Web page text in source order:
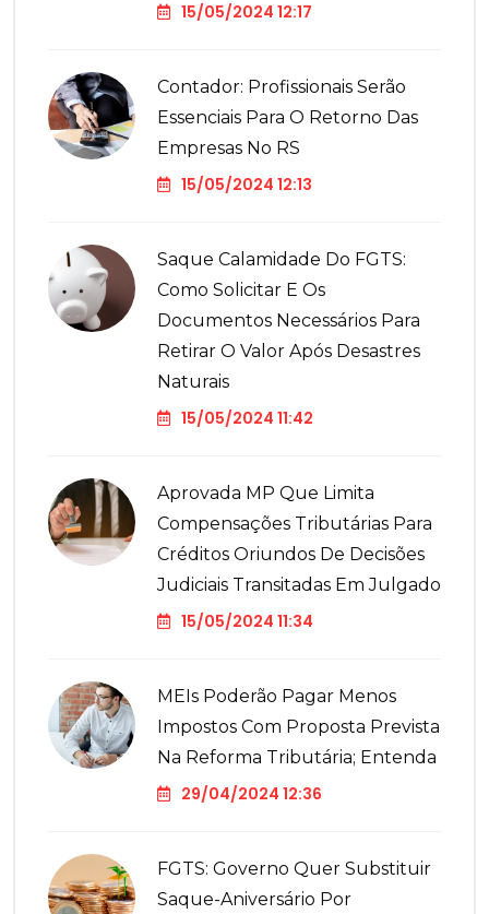
15/05/2024 12:17
Contador: Profissionais Serão
Essenciais Para O Retorno Das
Empresas No RS
15/05/2024 12:13
Saque Calamidade Do FGTS:
Como Solicitar E Os
Documentos Necessários Para
Retirar O Valor Após Desastres
Naturais
15/05/2024 11:42
Aprovada MP Que Limita
Compensações Tributárias Para
Créditos Oriundos De Decisões
Judiciais Transitadas Em Julgado
15/05/2024 11:34
MEIs Poderão Pagar Menos
Impostos Com Proposta Prevista
Na Reforma Tributária; Entenda
29/04/2024 12:36
FGTS: Governo Quer Substituir
Saque-Aniversário Por